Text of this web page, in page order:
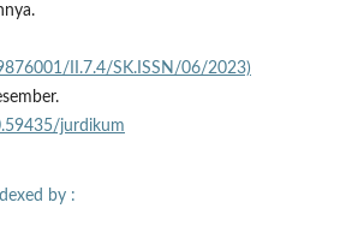
II.7.4/SK.ISSN/06/2023)
jurdikum
by :